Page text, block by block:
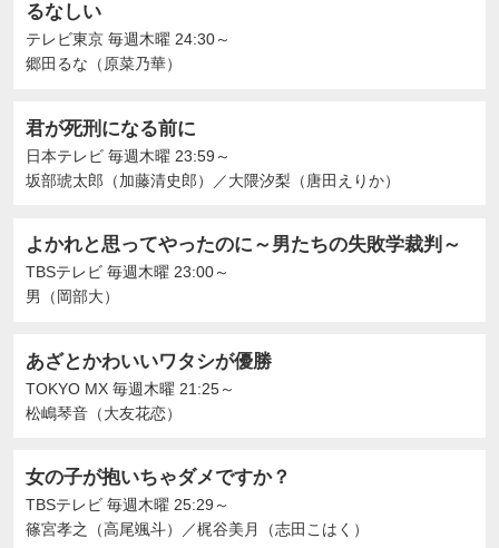
るなしい
テレビ東京 毎週木曜 24:30～
郷田るな（原菜乃華）
君が死刑になる前に
日本テレビ 毎週木曜 23:59～
坂部琥太郎（加藤清史郎）
／大隈汐梨（唐田えりか）
よかれと思ってやったのに～男たちの失敗学裁判～
TBSテレビ 毎週木曜 23:00～
男（岡部大）
あざとかわいいワタシが優勝
TOKYO MX 毎週木曜 21:25～
松嶋琴音（大友花恋）
女の子が抱いちゃダメですか？
TBSテレビ 毎週木曜 25:29～
篠宮孝之（高尾颯斗）
／梶谷美月（志田こはく）